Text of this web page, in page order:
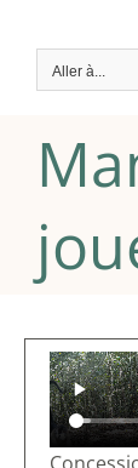
contenuAller à...